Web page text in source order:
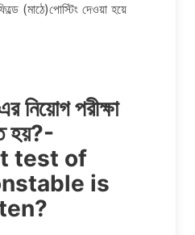
(মাঠে)পোস্টিং দেওয়া হয়ে
নিয়োগ পরীক্ষা
হয়?-
test of
is